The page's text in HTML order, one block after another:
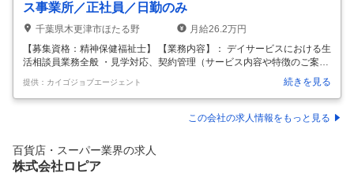
ス事業所／正社員／日勤のみ
千葉県木更津市ほたる野
月給26.2万円
【募集資格：精神保健福祉士】 【業務内容】： デイサービスにおける生
活相談員業務全般 ・見学対応、契約管理（サービス内容や特徴のご案
内、契約業務） ・通通介護計画作成（ケアプランに基づく通所介護計画
書の作成） ・サービス担当者会議（会議に出席、適切な通所介護計画に
修正） ・営業活動（居宅介護支援事業所への営業活動、状況報告） ※現
在の募集状況を確認するには、「応募する」ボタンから※ 【施設形
談員 【給与情報】： 【月給】262,500円-310,500円 [内訳] ・基本給 26
2,500円-310,500円 【その他手当
提供：カイゴジョブエージェント 続きを見る
この会社の求人情報をもっと見る
百貨店・スーパー業界の求人
株式会社ロピア